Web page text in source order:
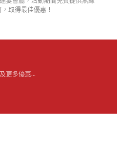
取得最佳優惠！
更多優惠...